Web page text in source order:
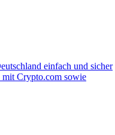
einfach und sicher
Crypto.com sowie